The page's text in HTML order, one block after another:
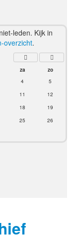
leden. Kijk in
overzicht.
za
zo
4
5
11
12
18
19
25
26